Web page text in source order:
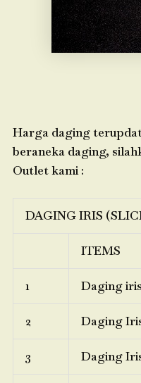
Harga daging
beraneka daging,
Outlet kami :
DAGING IRIS
ITEMS
1 Daging
2 Daging
3 Daging